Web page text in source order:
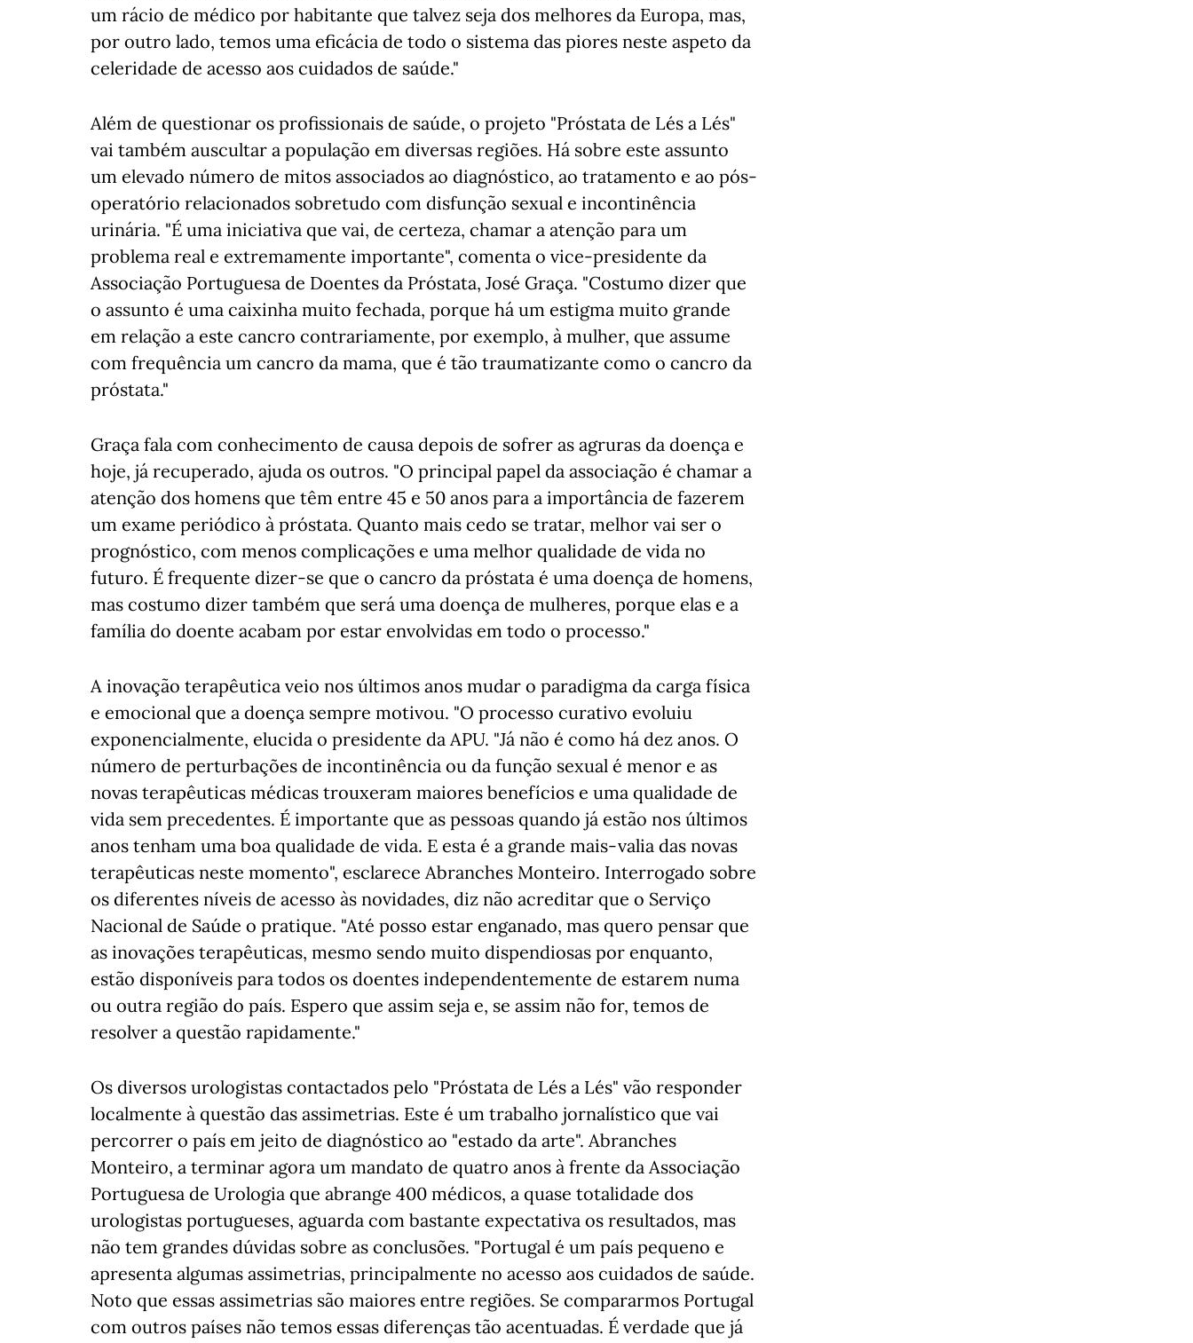
um rácio de médico por habitante que talvez seja dos melhores da Europa, mas,
por outro lado, temos uma eficácia de todo o sistema das piores neste aspeto da
celeridade de acesso aos cuidados de saúde."
Além de questionar os profissionais de saúde, o projeto "Próstata de Lés a Lés"
vai também auscultar a população em diversas regiões. Há sobre este assunto
um elevado número de mitos associados ao diagnóstico, ao tratamento e ao pós-
operatório relacionados sobretudo com disfunção sexual e incontinência
urinária. "É uma iniciativa que vai, de certeza, chamar a atenção para um
problema real e extremamente importante", comenta o vice-presidente da
Associação Portuguesa de Doentes da Próstata, José Graça. "Costumo dizer que
o assunto é uma caixinha muito fechada, porque há um estigma muito grande
em relação a este cancro contrariamente, por exemplo, à mulher, que assume
com frequência um cancro da mama, que é tão traumatizante como o cancro da
próstata."
Graça fala com conhecimento de causa depois de sofrer as agruras da doença e
hoje, já recuperado, ajuda os outros. "O principal papel da associação é chamar a
atenção dos homens que têm entre 45 e 50 anos para a importância de fazerem
um exame periódico à próstata. Quanto mais cedo se tratar, melhor vai ser o
prognóstico, com menos complicações e uma melhor qualidade de vida no
futuro. É frequente dizer-se que o cancro da próstata é uma doença de homens,
mas costumo dizer também que será uma doença de mulheres, porque elas e a
família do doente acabam por estar envolvidas em todo o processo."
A inovação terapêutica veio nos últimos anos mudar o paradigma da carga física
e emocional que a doença sempre motivou. "O processo curativo evoluiu
exponencialmente, elucida o presidente da APU. "Já não é como há dez anos. O
número de perturbações de incontinência ou da função sexual é menor e as
novas terapêuticas médicas trouxeram maiores benefícios e uma qualidade de
vida sem precedentes. É importante que as pessoas quando já estão nos últimos
anos tenham uma boa qualidade de vida. E esta é a grande mais-valia das novas
terapêuticas neste momento", esclarece Abranches Monteiro. Interrogado sobre
os diferentes níveis de acesso às novidades, diz não acreditar que o Serviço
Nacional de Saúde o pratique. "Até posso estar enganado, mas quero pensar que
as inovações terapêuticas, mesmo sendo muito dispendiosas por enquanto,
estão disponíveis para todos os doentes independentemente de estarem numa
ou outra região do país. Espero que assim seja e, se assim não for, temos de
resolver a questão rapidamente."
Os diversos urologistas contactados pelo "Próstata de Lés a Lés" vão responder
localmente à questão das assimetrias. Este é um trabalho jornalístico que vai
percorrer o país em jeito de diagnóstico ao "estado da arte". Abranches
Monteiro, a terminar agora um mandato de quatro anos à frente da Associação
Portuguesa de Urologia que abrange 400 médicos, a quase totalidade dos
urologistas portugueses, aguarda com bastante expectativa os resultados, mas
não tem grandes dúvidas sobre as conclusões. "Portugal é um país pequeno e
apresenta algumas assimetrias, principalmente no acesso aos cuidados de saúde.
Noto que essas assimetrias são maiores entre regiões. Se compararmos Portugal
com outros países não temos essas diferenças tão acentuadas. É verdade que já